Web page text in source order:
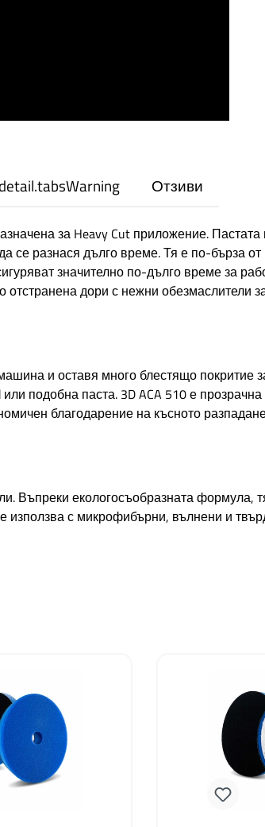
detail.tabsWarning Отзиви
за Heavy Cut приложение.
се разнася дълго време. Тя е по-бърза
значително по-дълго време за
дори с нежни обезмаслители
и оставя много блестящо покритие
подобна паста. 3D ACA 510 е
благодарение на късното
Въпреки екологосъобразната
с микрофибърни, вълнени и